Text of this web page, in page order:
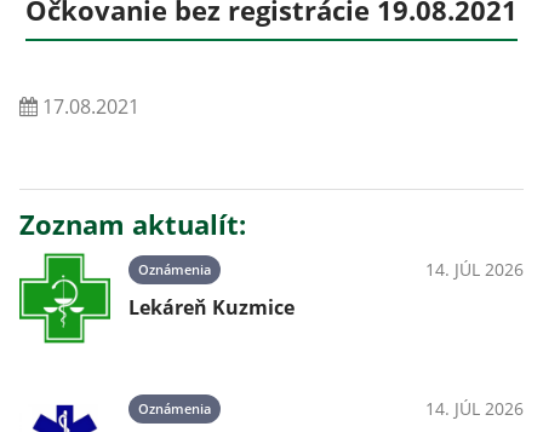
Očkovanie bez registrácie 19.08.2021
17.08.2021
Zoznam aktualít:
Oznámenia 14. JÚL 2026
Lekáreň Kuzmice
Oznámenia 14. JÚL 2026